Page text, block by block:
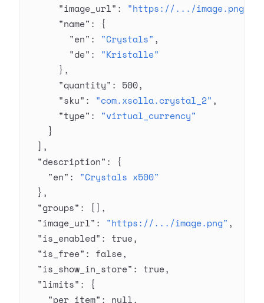
      "image_url"
: "https://.../image.png"
      "name"
: {
        "en"
: "Crystals" ,
        "de"
: "Kristalle"
      },
      "quantity"
: 500,
      "sku"
: "com.xsolla.crystal_2" ,
      "type"
: "virtual_currency"
    }
  ],
  "description"
: {
    "en"
: "Crystals x500"
  },
  "groups"
: [],
  "image_url"
: "https://.../image.png" ,
  "is_enabled"
: true,
  "is_free"
: false,
  "is_show_in_store"
: true,
  "limits"
: {
    "per_item"
: null,